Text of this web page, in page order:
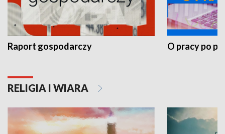
Raport gospodarczy O pracy po
RELIGIA I WIARA